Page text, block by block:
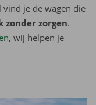
je de wagen die
zonder zorgen.
, wij helpen je